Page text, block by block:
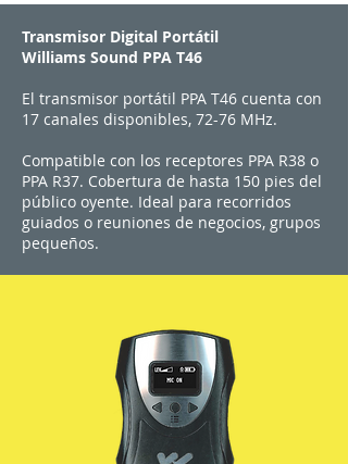
Transmisor Digital Portátil
Williams Sound PPA T46
El transmisor portátil PPA T46 cuenta con
17 canales disponibles, 72-76 MHz.
Compatible con los receptores PPA R38 o
PPA R37. Cobertura de hasta 150 pies del
público oyente. Ideal para recorridos
guiados o reuniones de negocios, grupos
pequeños.